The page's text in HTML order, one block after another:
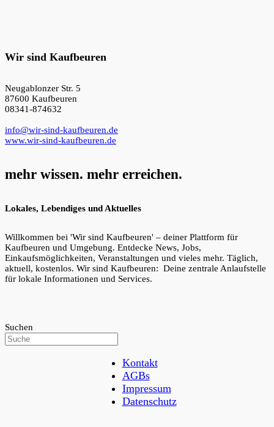
Wir sind Kaufbeuren
Neugablonzer Str. 5
87600 Kaufbeuren
08341-874632
info@wir-sind-kaufbeuren.de
www.wir-sind-kaufbeuren.de
mehr wissen. mehr erreichen.
Lokales, Lebendiges und Aktuelles
Willkommen bei 'Wir sind Kaufbeuren' – deiner Plattform für
Kaufbeuren und Umgebung. Entdecke News, Jobs,
Einkaufsmöglichkeiten, Veranstaltungen und vieles mehr. Täglich,
aktuell, kostenlos. Wir sind Kaufbeuren: Deine zentrale Anlaufstelle
für lokale Informationen und Services.
Suchen
Kontakt
AGBs
Impressum
Datenschutz